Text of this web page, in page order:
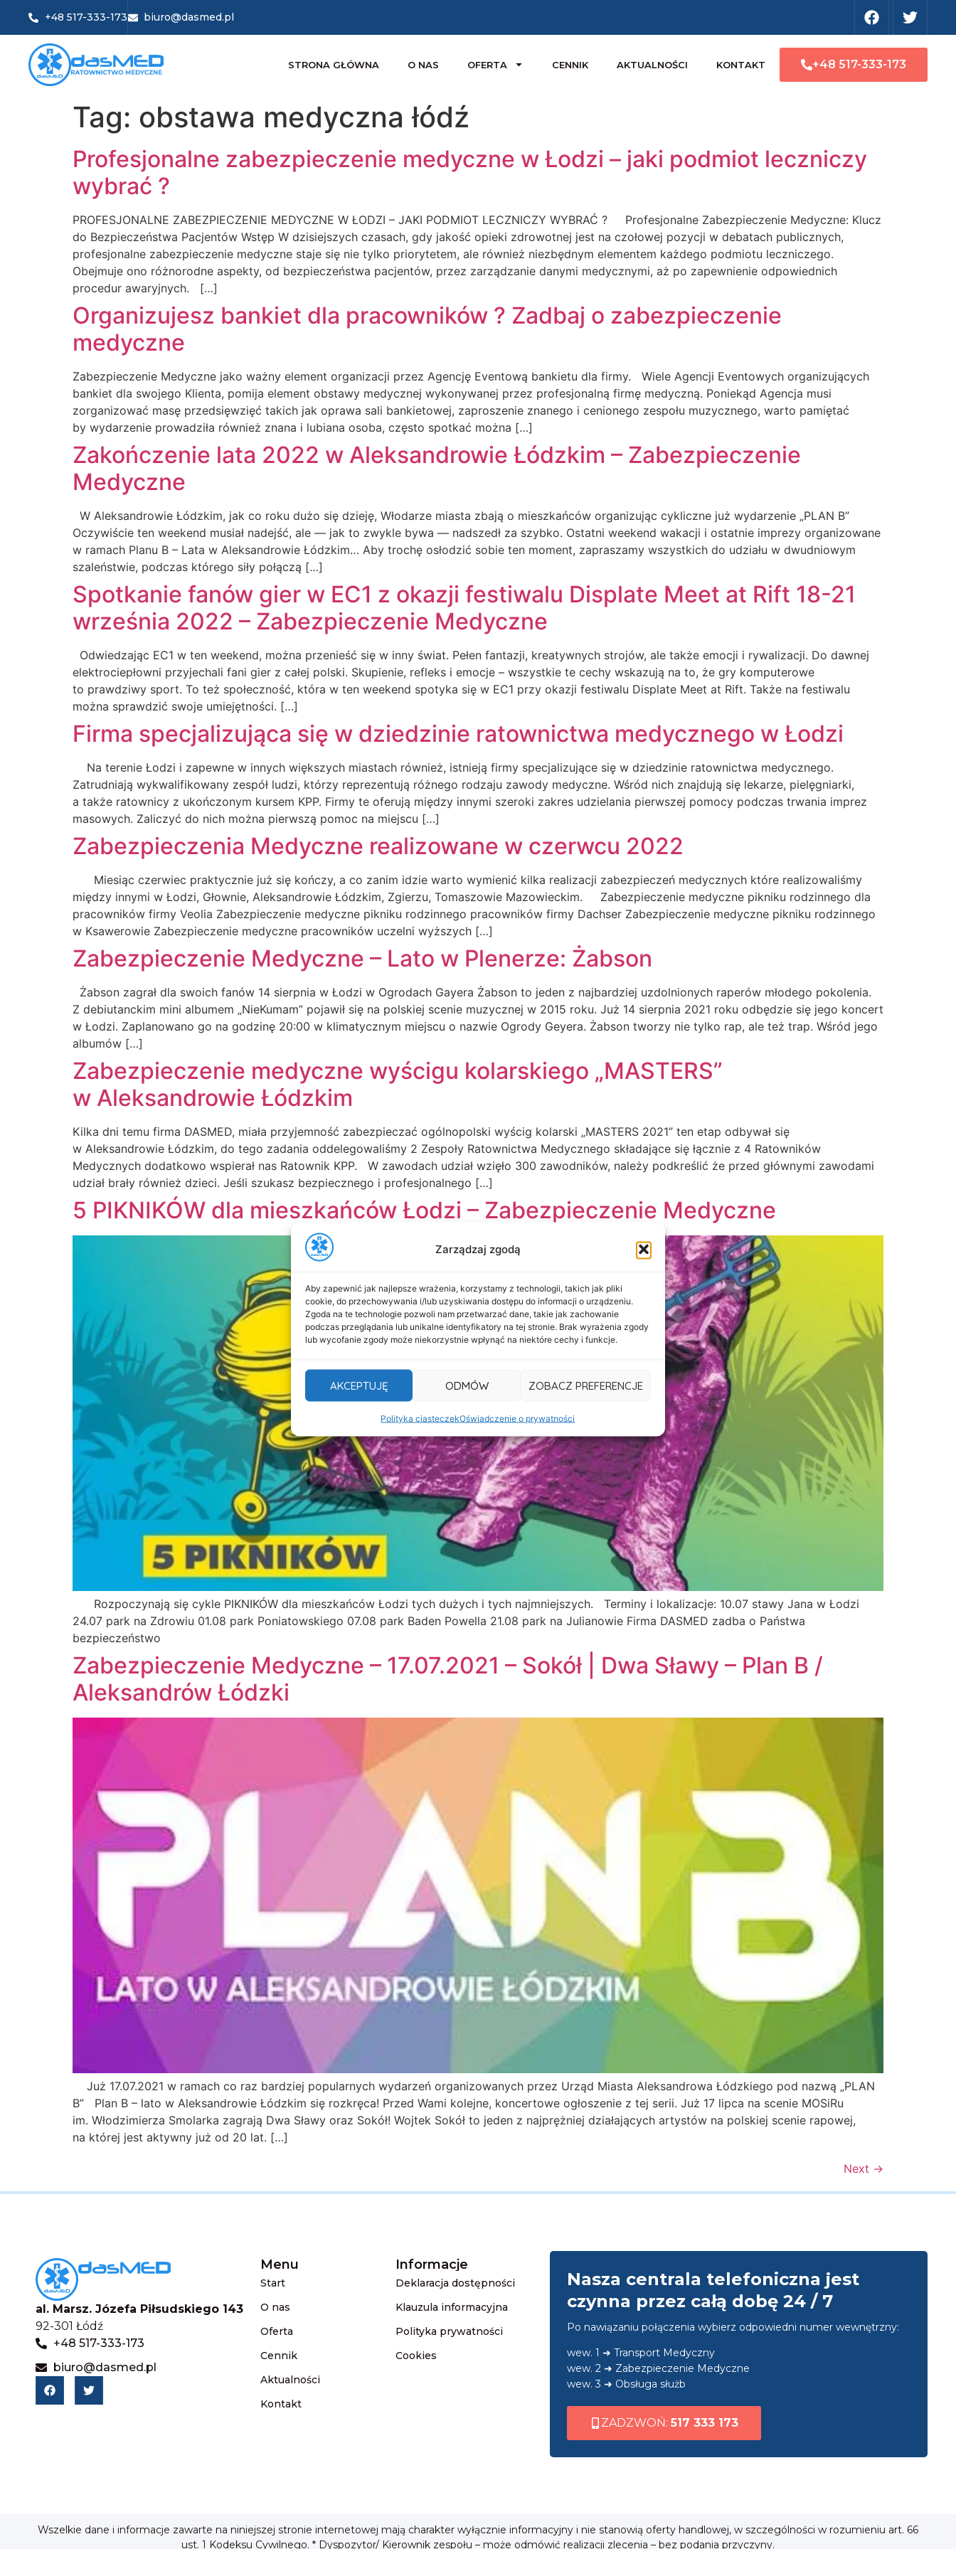
Zarządzaj zgodą
Aby zapewnić jak najlepsze wrażenia, korzystamy z technologii, takich jak pliki
cookie, do przechowywania i/lub uzyskiwania dostępu do informacji o urządzeniu.
Zgoda na te technologie pozwoli nam przetwarzać dane, takie jak zachowanie
podczas przeglądania lub unikalne identyfikatory na tej stronie. Brak wyrażenia zgody
lub wycofanie zgody może niekorzystnie wpłynąć na niektóre cechy i funkcje.
AKCEPTUJĘ ODMÓW ZOBACZ PREFERENCJE
Polityka ciasteczekOświadczenie o prywatności
+48 517-333-173 biuro@dasmed.pl
STRONA GŁÓWNA O NAS OFERTA CENNIK AKTUALNOŚCI KONTAKT +48 517-333-173
Tag: obstawa medyczna łódź
Profesjonalne zabezpieczenie medyczne w Łodzi – jaki podmiot leczniczy
wybrać ?
PROFESJONALNE ZABEZPIECZENIE MEDYCZNE W ŁODZI – JAKI PODMIOT LECZNICZY WYBRAĆ ? Profesjonalne Zabezpieczenie Medyczne: Klucz
do Bezpieczeństwa Pacjentów Wstęp W dzisiejszych czasach, gdy jakość opieki zdrowotnej jest na czołowej pozycji w debatach publicznych,
profesjonalne zabezpieczenie medyczne staje się nie tylko priorytetem, ale również niezbędnym elementem każdego podmiotu leczniczego.
Obejmuje ono różnorodne aspekty, od bezpieczeństwa pacjentów, przez zarządzanie danymi medycznymi, aż po zapewnienie odpowiednich
procedur awaryjnych. […]
Organizujesz bankiet dla pracowników ? Zadbaj o zabezpieczenie
medyczne
Zabezpieczenie Medyczne jako ważny element organizacji przez Agencję Eventową bankietu dla firmy. Wiele Agencji Eventowych organizujących
bankiet dla swojego Klienta, pomija element obstawy medycznej wykonywanej przez profesjonalną firmę medyczną. Poniekąd Agencja musi
zorganizować masę przedsięwzięć takich jak oprawa sali bankietowej, zaproszenie znanego i cenionego zespołu muzycznego, warto pamiętać
by wydarzenie prowadziła również znana i lubiana osoba, często spotkać można […]
Zakończenie lata 2022 w Aleksandrowie Łódzkim – Zabezpieczenie
Medyczne
W Aleksandrowie Łódzkim, jak co roku dużo się dzieję, Włodarze miasta zbają o mieszkańców organizując cykliczne już wydarzenie „PLAN B”
Oczywiście ten weekend musiał nadejść, ale — jak to zwykle bywa — nadszedł za szybko. Ostatni weekend wakacji i ostatnie imprezy organizowane
w ramach Planu B – Lata w Aleksandrowie Łódzkim… Aby trochę osłodzić sobie ten moment, zapraszamy wszystkich do udziału w dwudniowym
szaleństwie, podczas którego siły połączą […]
Spotkanie fanów gier w EC1 z okazji festiwalu Displate Meet at Rift 18-21
września 2022 – Zabezpieczenie Medyczne
Odwiedzając EC1 w ten weekend, można przenieść się w inny świat. Pełen fantazji, kreatywnych strojów, ale także emocji i rywalizacji. Do dawnej
elektrociepłowni przyjechali fani gier z całej polski. Skupienie, refleks i emocje – wszystkie te cechy wskazują na to, że gry komputerowe
to prawdziwy sport. To też społeczność, która w ten weekend spotyka się w EC1 przy okazji festiwalu Displate Meet at Rift. Także na festiwalu
można sprawdzić swoje umiejętności. […]
Firma specjalizująca się w dziedzinie ratownictwa medycznego w Łodzi
Na terenie Łodzi i zapewne w innych większych miastach również, istnieją firmy specjalizujące się w dziedzinie ratownictwa medycznego.
Zatrudniają wykwalifikowany zespół ludzi, którzy reprezentują różnego rodzaju zawody medyczne. Wśród nich znajdują się lekarze, pielęgniarki,
a także ratownicy z ukończonym kursem KPP. Firmy te oferują między innymi szeroki zakres udzielania pierwszej pomocy podczas trwania imprez
masowych. Zaliczyć do nich można pierwszą pomoc na miejscu […]
Zabezpieczenia Medyczne realizowane w czerwcu 2022
Miesiąc czerwiec praktycznie już się kończy, a co zanim idzie warto wymienić kilka realizacji zabezpieczeń medycznych które realizowaliśmy
między innymi w Łodzi, Głownie, Aleksandrowie Łódzkim, Zgierzu, Tomaszowie Mazowieckim. Zabezpieczenie medyczne pikniku rodzinnego dla
pracowników firmy Veolia Zabezpieczenie medyczne pikniku rodzinnego pracowników firmy Dachser Zabezpieczenie medyczne pikniku rodzinnego
w Ksawerowie Zabezpieczenie medyczne pracowników uczelni wyższych […]
Zabezpieczenie Medyczne – Lato w Plenerze: Żabson
Żabson zagrał dla swoich fanów 14 sierpnia w Łodzi w Ogrodach Gayera Żabson to jeden z najbardziej uzdolnionych raperów młodego pokolenia.
Z debiutanckim mini albumem „NieKumam” pojawił się na polskiej scenie muzycznej w 2015 roku. Już 14 sierpnia 2021 roku odbędzie się jego koncert
w Łodzi. Zaplanowano go na godzinę 20:00 w klimatycznym miejscu o nazwie Ogrody Geyera. Żabson tworzy nie tylko rap, ale też trap. Wśród jego
albumów […]
Zabezpieczenie medyczne wyścigu kolarskiego „MASTERS”
w Aleksandrowie Łódzkim
Kilka dni temu firma DASMED, miała przyjemność zabezpieczać ogólnopolski wyścig kolarski „MASTERS 2021” ten etap odbywał się
w Aleksandrowie Łódzkim, do tego zadania oddelegowaliśmy 2 Zespoły Ratownictwa Medycznego składające się łącznie z 4 Ratowników
Medycznych dodatkowo wspierał nas Ratownik KPP. W zawodach udział wzięło 300 zawodników, należy podkreślić że przed głównymi zawodami
udział brały również dzieci. Jeśli szukasz bezpiecznego i profesjonalnego […]
5 PIKNIKÓW dla mieszkańców Łodzi – Zabezpieczenie Medyczne
Rozpoczynają się cykle PIKNIKÓW dla mieszkańców Łodzi tych dużych i tych najmniejszych. Terminy i lokalizacje: 10.07 stawy Jana w Łodzi
24.07 park na Zdrowiu 01.08 park Poniatowskiego 07.08 park Baden Powella 21.08 park na Julianowie Firma DASMED zadba o Państwa
bezpieczeństwo
Zabezpieczenie Medyczne – 17.07.2021 – Sokół | Dwa Sławy – Plan B /
Aleksandrów Łódzki
Już 17.07.2021 w ramach co raz bardziej popularnych wydarzeń organizowanych przez Urząd Miasta Aleksandrowa Łódzkiego pod nazwą „PLAN
B” Plan B – lato w Aleksandrowie Łódzkim się rozkręca! Przed Wami kolejne, koncertowe ogłoszenie z tej serii. Już 17 lipca na scenie MOSiRu
im. Włodzimierza Smolarka zagrają Dwa Sławy oraz Sokół! Wojtek Sokół to jeden z najprężniej działających artystów na polskiej scenie rapowej,
na której jest aktywny już od 20 lat. […]
Next →
al. Marsz. Józefa Piłsudskiego 143
92-301 Łódź
+48 517-333-173
biuro@dasmed.pl
Menu
Start
O nas
Oferta
Cennik
Aktualności
Kontakt
Informacje
Deklaracja dostępności
Klauzula informacyjna
Polityka prywatności
Cookies
Nasza centrala telefoniczna jest
czynna przez całą dobę 24 / 7
Po nawiązaniu połączenia wybierz odpowiedni numer wewnętrzny:
wew. 1 ➜ Transport Medyczny
wew. 2 ➜ Zabezpieczenie Medyczne
wew. 3 ➜ Obsługa służb
ZADZWOŃ:517 333 173
Wszelkie dane i informacje zawarte na niniejszej stronie internetowej mają charakter wyłącznie informacyjny i nie stanowią oferty handlowej, w szczególności w rozumieniu art. 66
ust. 1 Kodeksu Cywilnego. * Dyspozytor/ Kierownik zespołu – może odmówić realizacji zlecenia – bez podania przyczyny.